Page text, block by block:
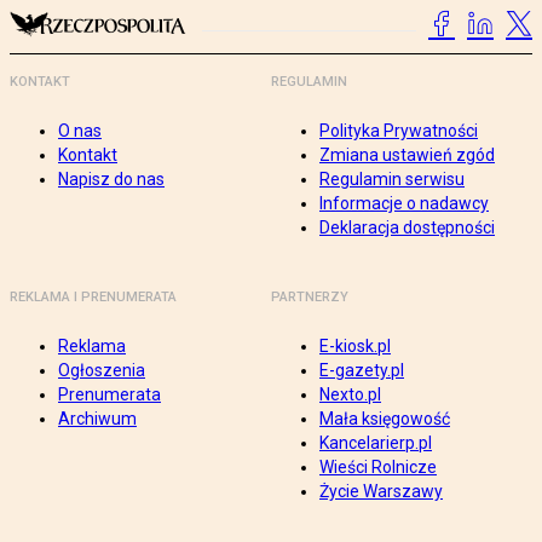
KONTAKT
O nas
Kontakt
Napisz do nas
REGULAMIN
Polityka Prywatności
Zmiana ustawień zgód
Regulamin serwisu
Informacje o nadawcy
Deklaracja dostępności
REKLAMA I PRENUMERATA
Reklama
Ogłoszenia
Prenumerata
Archiwum
PARTNERZY
E-kiosk.pl
E-gazety.pl
Nexto.pl
Mała księgowość
Kancelarierp.pl
Wieści Rolnicze
Życie Warszawy